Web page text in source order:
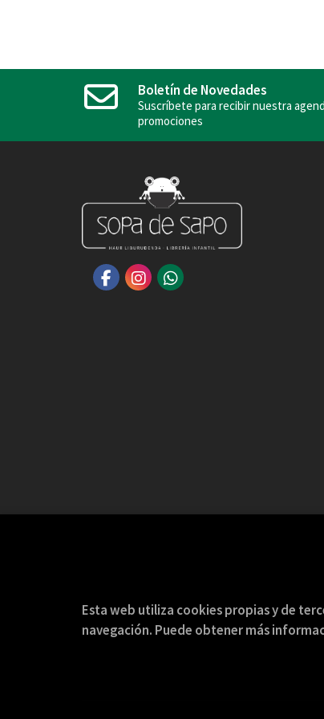
Boletín de Novedades
Suscríbete para recibir nuestra
promociones
Esta web utiliza cookies propias y de
navegación. Puede obtener más